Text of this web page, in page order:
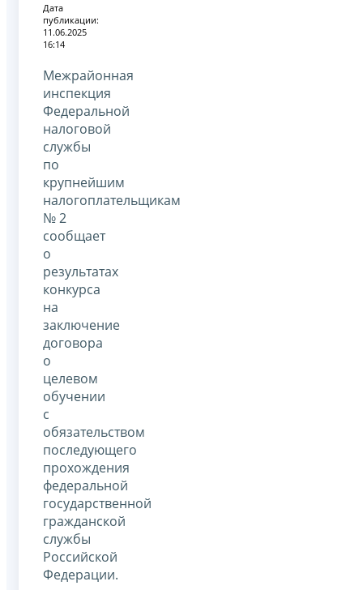
Дата
публикации:
11.06.2025
16:14
Межрайонная
инспекция
Федеральной
налоговой
службы
по
крупнейшим
налогоплательщикам
№ 2
сообщает
о
результатах
конкурса
на
заключение
договора
о
целевом
обучении
с
обязательством
последующего
прохождения
федеральной
государственной
гражданской
службы
Российской
Федерации.